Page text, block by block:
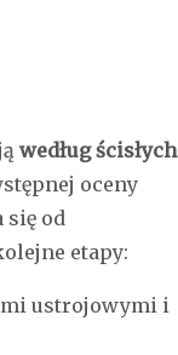
według ścisłych
oceny
się od
etapy:
ustrojowymi i